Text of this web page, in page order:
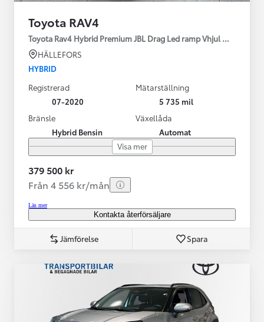
Toyota RAV4
Toyota Rav4 Hybrid Premium JBL Drag Led ramp Vhjul motorv
HÄLLEFORS
HYBRID
Registrerad
07-2020
Mätarställning
5 735 mil
Bränsle
Hybrid Bensin
Växellåda
Automat
Visa mer
379 500 kr
Från 4 556 kr/mån
Läs mer
Kontakta återförsäljare
Jämförelse Spara